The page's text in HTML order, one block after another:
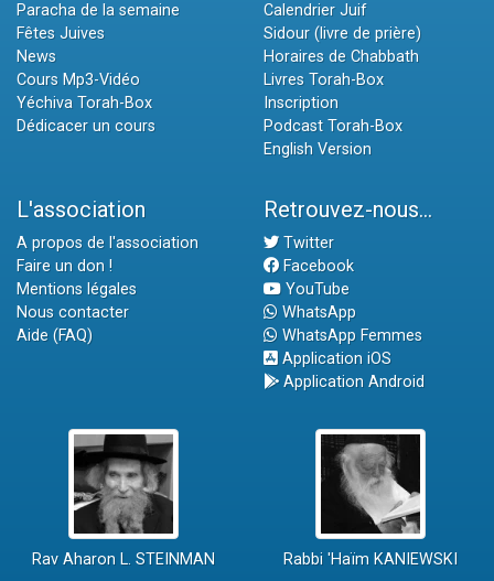
Paracha de la semaine
Fêtes Juives
News
Cours Mp3-Vidéo
Yéchiva Torah-Box
Dédicacer un cours
Calendrier Juif
Sidour (livre de prière)
Horaires de Chabbath
Livres Torah-Box
Inscription
Podcast Torah-Box
English Version
L'association
A propos de l'association
Faire un don !
Mentions légales
Nous contacter
Aide (FAQ)
Retrouvez-nous...
Twitter
Facebook
YouTube
WhatsApp
WhatsApp Femmes
Application iOS
Application Android
Rav Aharon L. STEINMAN Rabbi 'Haïm KANIEWSKI